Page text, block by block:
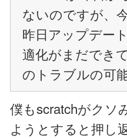
ないのですが、
昨日アップデー
適化がまだでき
のトラブルの可
僕もscratchがクソ
ようとすると押し